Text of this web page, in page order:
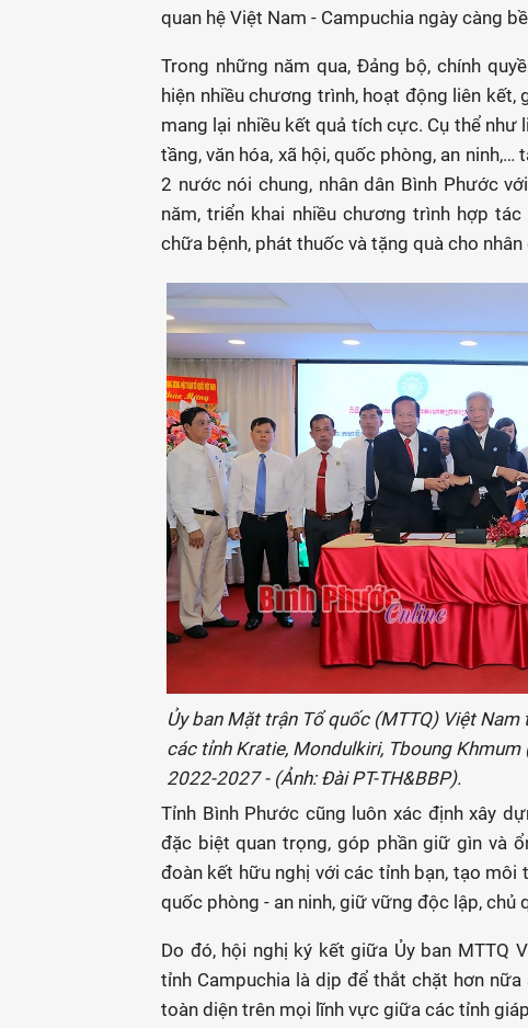
quan hệ Việt Nam - Campuchia ngày càng
Trong những năm qua, Đảng bộ, chính
hiện nhiều chương trình, hoạt động liên
mang lại nhiều kết quả tích cực. Cụ thể
tầng, văn hóa, xã hội, quốc phòng, an
2 nước nói chung, nhân dân Bình Phước
năm, triển khai nhiều chương trình hợp
chữa bệnh, phát thuốc và tặng quà cho
Ủy ban Mặt trận Tổ quốc (MTTQ) Việt
các tỉnh Kratie, Mondulkiri, Tboung
2022-2027 - (Ảnh: Đài PT-TH&BBP).
Tỉnh Bình Phước cũng luôn xác định xây
đặc biệt quan trọng, góp phần giữ gìn và
đoàn kết hữu nghị với các tỉnh bạn, tạo
quốc phòng - an ninh, giữ vững độc lập, chủ
Do đó, hội nghị ký kết giữa Ủy ban MTTQ
tỉnh Campuchia là dịp để thắt chặt hơn
toàn diện trên mọi lĩnh vực giữa các tỉnh